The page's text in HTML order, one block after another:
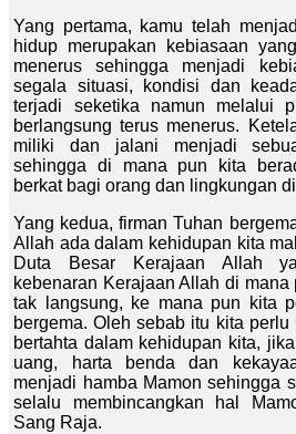
Yang pertama, kamu telah
hidup merupakan kebiasaan
menerus sehingga menjadi
segala situasi, kondisi dan
terjadi seketika namun melalui
berlangsung terus menerus.
miliki dan jalani menjadi
sehingga di mana pun kita
berkat bagi orang dan lingkungan
Yang kedua, firman Tuhan
Allah ada dalam kehidupan kita
Duta Besar Kerajaan Allah
kebenaran Kerajaan Allah di mana
tak langsung, ke mana pun kita
bergema. Oleh sebab itu kita
bertahta dalam kehidupan kita,
uang, harta benda dan
menjadi hamba Mamon sehingga
selalu membincangkan hal
Sang Raja.